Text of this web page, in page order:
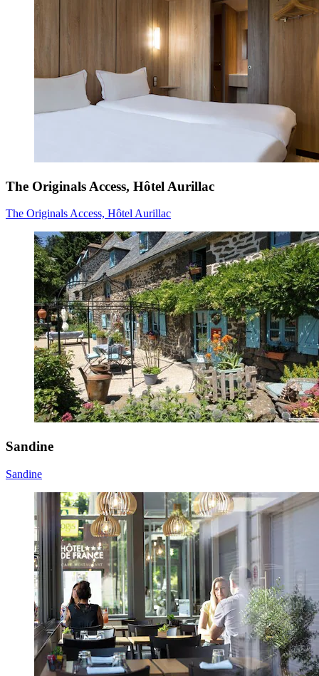
The Originals Access, Hôtel Aurillac
The Originals Access, Hôtel Aurillac
Sandine
Sandine